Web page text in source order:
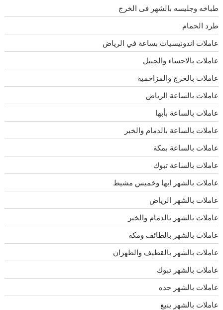
طباخه وجليسه بالشهر فى الخرج
طرد الحمام
عاملات اندونيسيات بساعة في الرياض
عاملات بالاحساء والجبيل
عاملات بالخرج والمزاحميه
عاملات بالساعة الرياض
عاملات بالساعة بأبها
عاملات بالساعة بالدمام والخبر
عاملات بالساعة بمكة
عاملات بالساعة تبوك
عاملات بالشهر ابها وخميس مشيط
عاملات بالشهر الرياض
عاملات بالشهر بالدمام والخبر
عاملات بالشهر بالطائف ومكة
عاملات بالشهر بالقطيف والظهران
عاملات بالشهر تبوك
عاملات بالشهر جده
عاملات بالشهر ينبع